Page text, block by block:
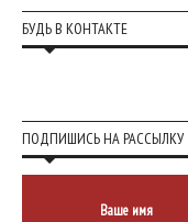
БУДЬ В КОНТАКТЕ
ПОДПИШИСЬ НА РАССЫЛКУ
Ваше имя